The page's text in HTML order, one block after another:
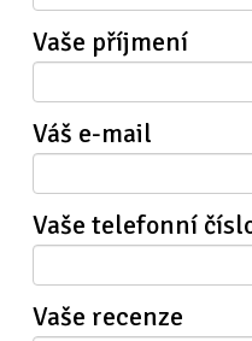
Vaše příjmení
Váš e-mail
Vaše telefonní
Vaše recenze